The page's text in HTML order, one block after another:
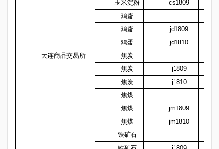
大连商品交易所
玉米淀粉
cs1809
鸡蛋
鸡蛋
jd1809
鸡蛋
jd1810
焦炭
焦炭
j1809
焦炭
j1810
焦煤
焦煤
jm1809
焦煤
jm1810
铁矿石